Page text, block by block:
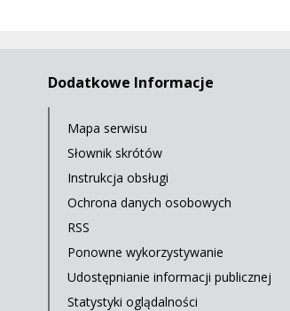
Dodatkowe Informacje
Mapa serwisu
Słownik skrótów
Instrukcja obsługi
Ochrona danych osobowych
RSS
Ponowne wykorzystywanie
Udostępnianie informacji publicznej
Statystyki oglądalności